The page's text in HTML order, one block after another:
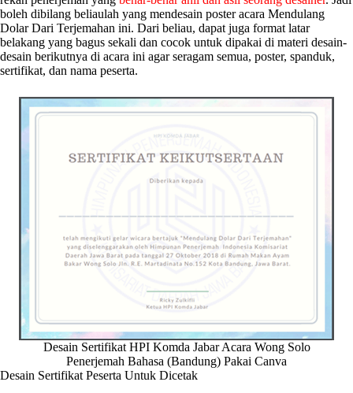
boleh dibilang beliaulah yang mendesain poster acara Mendulang
Dolar Dari Terjemahan ini. Dari beliau, dapat juga format latar
belakang yang bagus sekali dan cocok untuk dipakai di materi desain-
desain berikutnya di acara ini agar seragam semua, poster, spanduk,
sertifikat, dan nama peserta.
Desain Sertifikat HPI Komda Jabar Acara Wong Solo
Penerjemah Bahasa (Bandung) Pakai Canva
Desain Sertifikat Peserta Untuk Dicetak